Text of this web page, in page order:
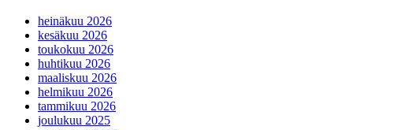
heinäkuu 2026
kesäkuu 2026
toukokuu 2026
huhtikuu 2026
maaliskuu 2026
helmikuu 2026
tammikuu 2026
joulukuu 2025